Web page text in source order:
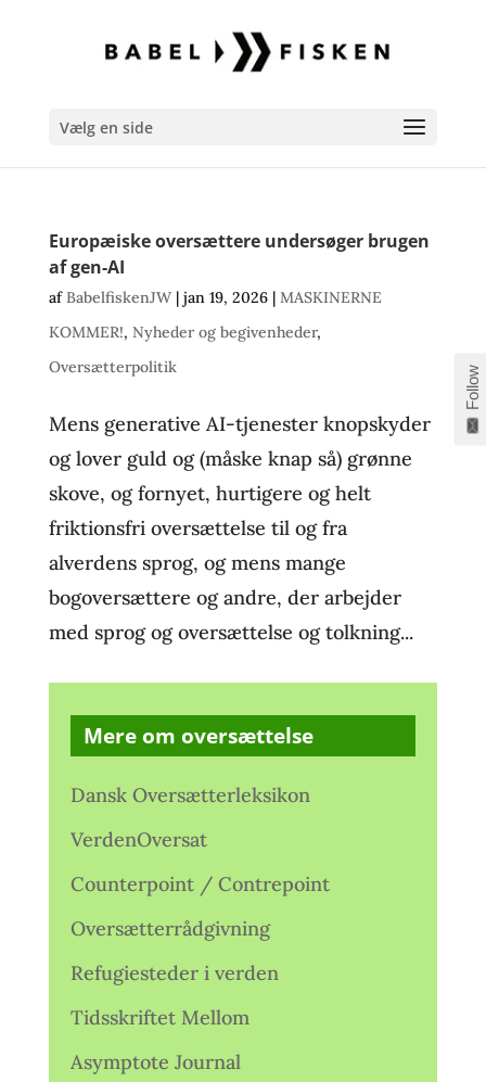
Vælg en side
Europæiske oversættere undersøger brugen
af gen-AI
afBabelfiskenJW| jan 19, 2026| MASKINERNE
KOMMER!, Nyheder og begivenheder,
Oversætterpolitik
Mens generative AI-tjenester knopskyder
og lover guld og (måske knap så) grønne
skove, og fornyet, hurtigere og helt
friktionsfri oversættelse til og fra
alverdens sprog, og mens mange
bogoversættere og andre, der arbejder
med sprog og oversættelse og tolkning...
Mere om oversættelse
Dansk Oversætterleksikon
VerdenOversat
Counterpoint / Contrepoint
Oversætterrådgivning
Refugiesteder i verden
Tidsskriftet Mellom
Asymptote Journal
Follow